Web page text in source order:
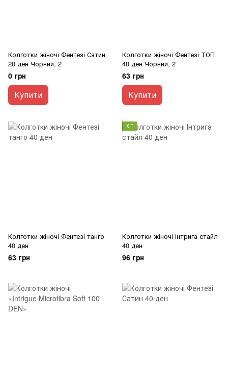
Колготки жіночі Фентезі Сатин
20 ден Чорний, 2
0 грн
Купити
Колготки жіночі Фентезі ТОП
40 ден Чорний, 2
63 грн
Купити
Колготки жіночі Фентезі танго
40 ден
63 грн
ХІТ
Колготки жіночі Інтрига стайл
40 ден
96 грн